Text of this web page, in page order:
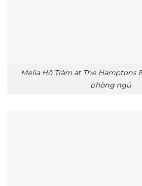
Melia Hồ Tràm at The Hamptons
phòng ngủ